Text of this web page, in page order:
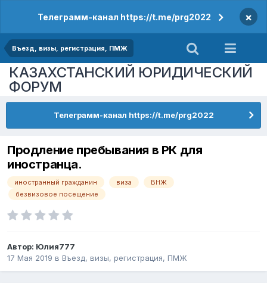
Телеграмм-канал https://t.me/prg2022 ×
Въезд, визы, регистрация, ПМЖ
КАЗАХСТАНСКИЙ ЮРИДИЧЕСКИЙ
ФОРУМ
Телеграмм-канал https://t.me/prg2022
Продление пребывания в РК для
иностранца.
иностранный гражданин виза
ВНЖ
безвизовое посещение
Автор: Юлия777
17 Мая 2019 в Въезд, визы, регистрация, ПМЖ